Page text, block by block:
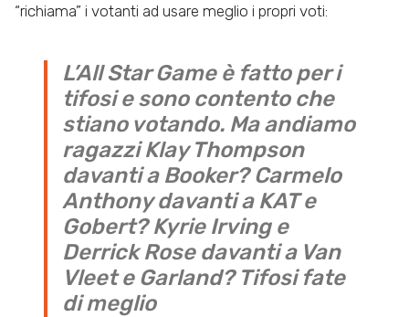
“richiama” i votanti ad usare meglio i propri voti:
L’All Star Game è fatto per i
tifosi e sono contento che
stiano votando. Ma andiamo
ragazzi Klay Thompson
davanti a Booker? Carmelo
Anthony davanti a KAT e
Gobert? Kyrie Irving e
Derrick Rose davanti a Van
Vleet e Garland? Tifosi fate
di meglio